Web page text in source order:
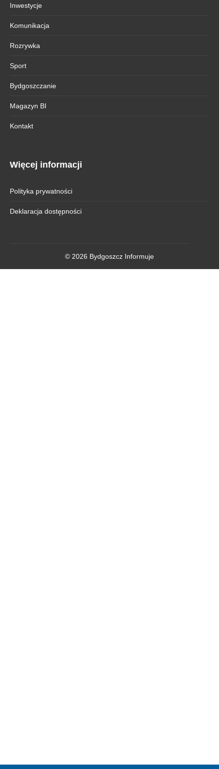
Inwestycje
Komunikacja
Rozrywka
Sport
Bydgoszczanie
Magazyn BI
Kontakt
Więcej informacji
Polityka prywatności
Deklaracja dostępności
© 2026 Bydgoszcz Informuje